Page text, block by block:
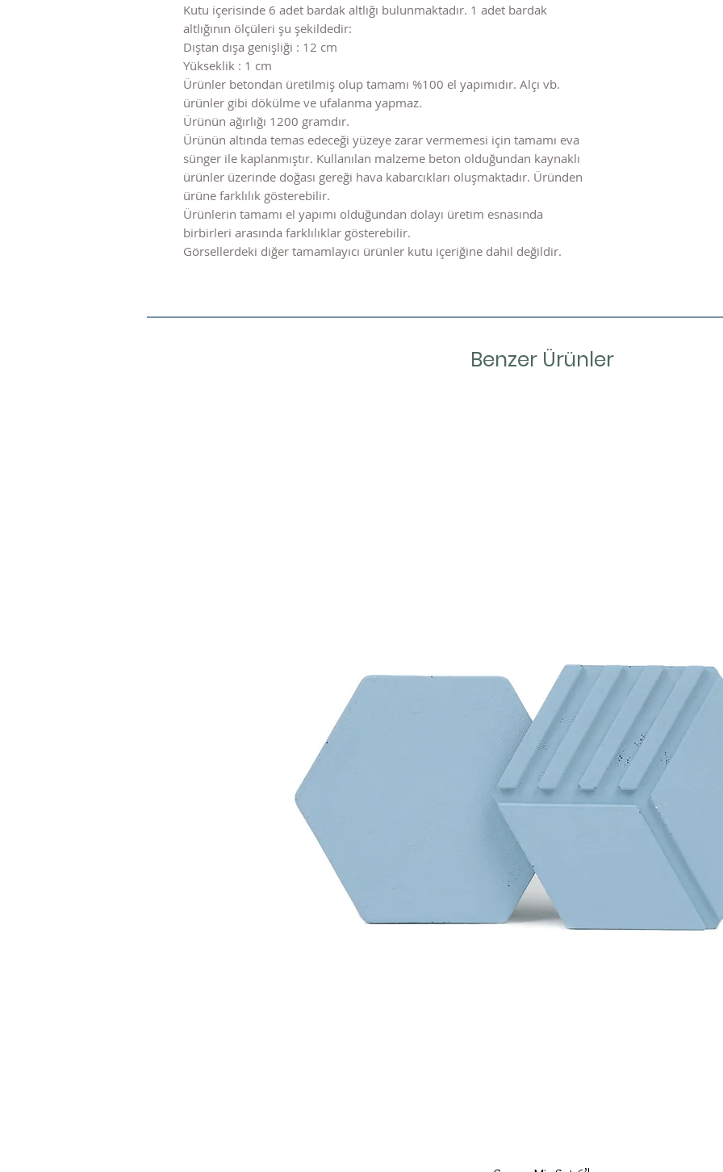
Kutu içerisinde 6 adet bardak altlığı bulunmaktadır. 1 adet bardak
altlığının ölçüleri şu şekildedir:
Dıştan dışa genişliği : 12 cm
Yükseklik : 1 cm
Ürünler betondan üretilmiş olup tamamı %100 el yapımıdır. Alçı vb.
ürünler gibi dökülme ve ufalanma yapmaz.
Ürünün ağırlığı 1200 gramdır.
Ürünün altında temas edeceği yüzeye zarar vermemesi için tamamı eva
sünger ile kaplanmıştır. Kullanılan malzeme beton olduğundan kaynaklı
ürünler üzerinde doğası gereği hava kabarcıkları oluşmaktadır. Üründen
ürüne farklılık gösterebilir.
Ürünlerin tamamı el yapımı olduğundan dolayı üretim esnasında
birbirleri arasında farklılıklar gösterebilir.
Görsellerdeki diğer tamamlayıcı ürünler kutu içeriğine dahil değildir.
Benzer Ürünler